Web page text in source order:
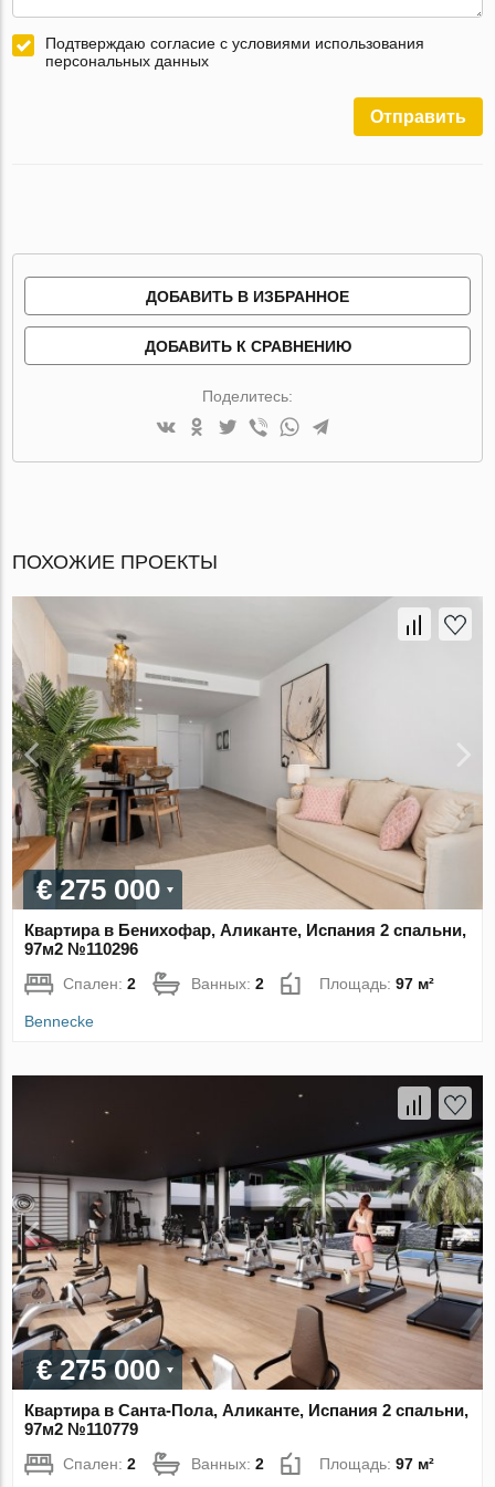
Подтверждаю согласие с условиями использования
персональных данных
Отправить
ДОБАВИТЬ В ИЗБРАННОЕ
ДОБАВИТЬ К СРАВНЕНИЮ
Поделитесь:
ПОХОЖИЕ ПРОЕКТЫ
€ 275 000
Квартира в Бенихофар, Аликанте, Испания 2 спальни,
97м2 №110296
Спален:2 Ванных:2 Площадь:97 м²
Bennecke
€ 275 000
Квартира в Санта-Пола, Аликанте, Испания 2 спальни,
97м2 №110779
Спален:2 Ванных:2 Площадь:97 м²